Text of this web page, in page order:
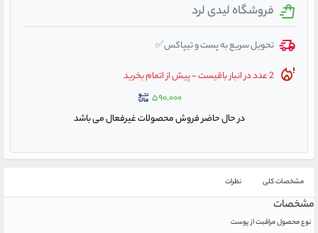
فروشگاه لیدی لرد
تحویل سریع به پست و تیپاکس✅
2 عدد در انبار باقیست - پیش از اتمام بخرید
۵۹۰,۰۰۰
در حال حاضر فروش محصولات غیرفعال می باشد
مشخصات کلی نظرات
مشخصات
نوع محصول مراقبت از پوست